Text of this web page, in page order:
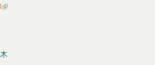
(link is external)